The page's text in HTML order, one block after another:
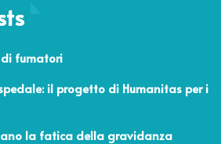
di fumatori
il progetto di Humanitas per i
la fatica della gravidanza